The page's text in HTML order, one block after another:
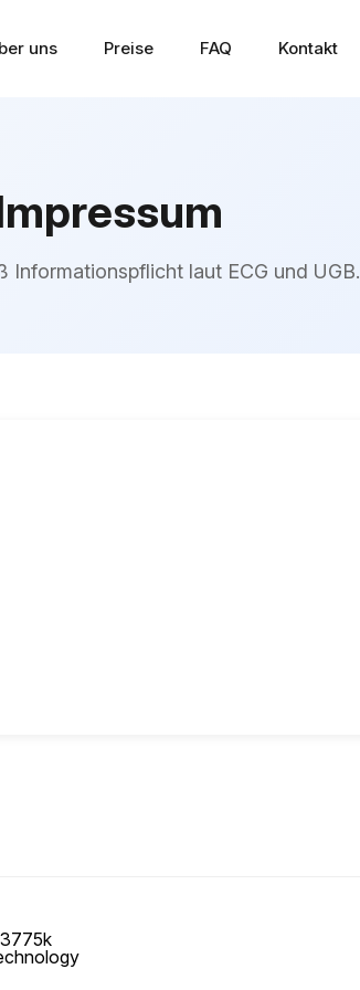
uns Preise FAQ Kontakt
Informationspflicht laut ECG und UGB.